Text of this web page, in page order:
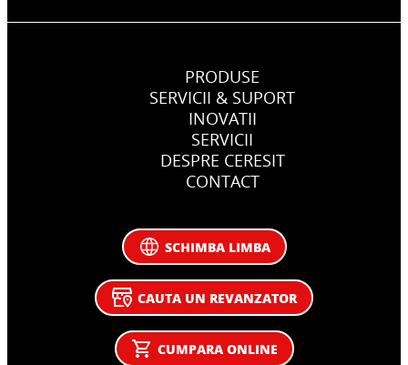
PRODUSE
SERVICII & SUPORT
INOVATII
SERVICII
DESPRE CERESIT
CONTACT
SCHIMBA LIMBA
CAUTA UN REVANZATOR
CUMPARA ONLINE